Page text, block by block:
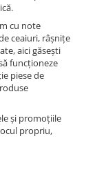
cu note
ceaiuri, râșnițe
aici găsești
funcționeze
piese de
și promoțiile
propriu,